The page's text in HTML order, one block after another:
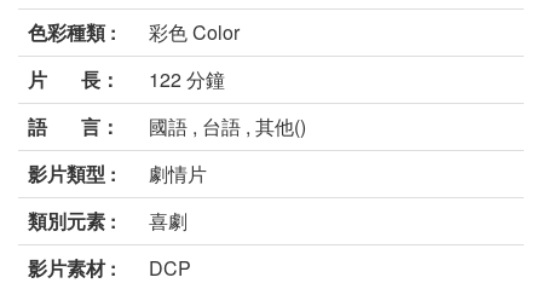
色彩種類 :
彩色 Color
片 長：
122 分鐘
語 言：
國語 , 台語 , 其他()
影片類型 :
劇情片
類別元素 :
喜劇
影片素材 :
DCP